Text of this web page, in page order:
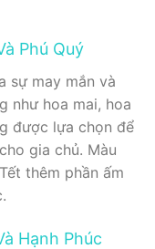
Phú Quý
sự may mắn và
như hoa mai, hoa
được lựa chọn để
gia chủ. Màu
thêm phần ấm
Hạnh Phúc